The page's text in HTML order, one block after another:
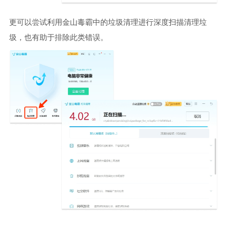
更可以尝试利用金山毒霸中的垃圾清理进行深度扫描清理垃
圾，也有助于排除此类错误。